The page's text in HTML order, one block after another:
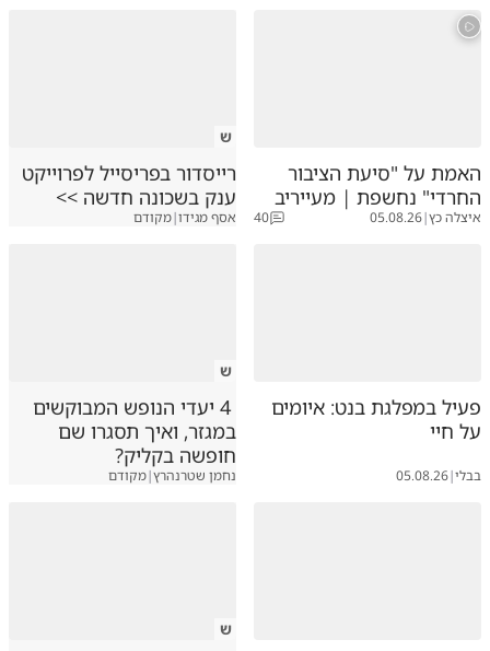
האמת על "סיעת הציבור
החרדי" נחשפת | מעייריב
איצלה כץ|
05.08.26
40
ש
רייסדור בפריסייל לפרוייקט
ענק בשכונה חדשה >>
אסף מגידו|מקודם
פעיל במפלגת בנט: איומים
על חיי
בבלי|
05.08.26
ש
4 יעדי הנופש המבוקשים
במגזר, ואיך תסגרו שם
חופשה בקליק?
נחמן שטרנהרץ|מקודם
ש